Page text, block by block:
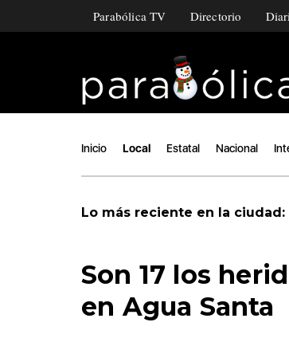
Parabólica TV Directorio
Inicio Local Estatal Nacional
Lo más reciente en la ciudad:
Son 17 los
en Agua Santa